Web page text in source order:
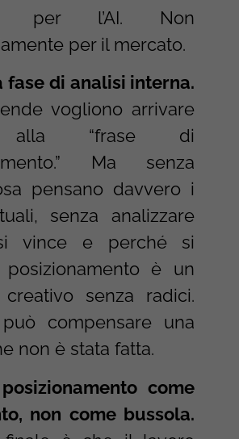
per l’AI. Non
per il mercato.
fase di analisi interna.
vogliono arrivare
alla “frase di
Ma senza
pensano davvero i
senza analizzare
vince e perché si
è un
creativo senza radici.
può compensare una
non è stata fatta.
come
non come bussola.